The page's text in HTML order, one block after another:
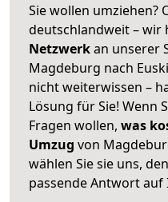
Sie wollen umziehen?
deutschlandweit – wir
Netzwerkan unserer
Magdeburg nach
nicht weiterwissen –
Lösung für Sie! Wenn
Fragen wollen, was
Umzug von
wählen Sie sie uns,
passende Antwort auf